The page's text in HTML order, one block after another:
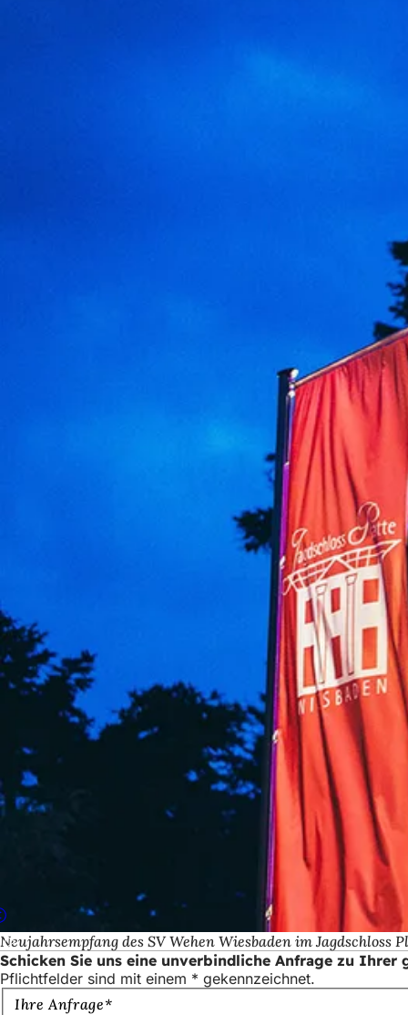
Neujahrsempfang des SV Wehen Wiesbaden im
Schicken Sie uns eine unverbindliche Anfrage zu Ihrer
Pflichtfelder sind mit einem * gekennzeichnet.
Schicken
Ihre Anfrage*